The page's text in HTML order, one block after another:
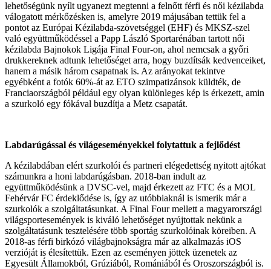
lehetőségünk nyílt ugyanezt megtenni a felnőtt férfi és női kézilabda
válogatott mérkőzésken is, amelyre 2019 májusában tettük fel a
pontot az Európai Kézilabda-szövetséggel (EHF) és MKSZ-szel
való együttműködéssel a Papp László Sportarénában tartott női
kézilabda Bajnokok Ligája Final Four-on, ahol nemcsak a győri
drukkereknek adtunk lehetőséget arra, hogy buzdítsák kedvenceiket,
hanem a másik három csapatnak is. Az arányokat tekintve
egyébként a fotók 60%-át az ETO szimpatizánsok küldték, de
Franciaországból például egy olyan különleges kép is érkezett, amin
a szurkoló egy fókával buzdítja a Metz csapatát.
Labdarúgással és világeseményekkel folytattuk a fejlődést
A kézilabdában elért szurkolói és partneri elégedettség nyitott ajtókat
számunkra a honi labdarúgásban. 2018-ban indult az
együttműködésünk a DVSC-vel, majd érkezett az FTC és a MOL
Fehérvár FC érdeklődése is, így az utóbbiaknál is ismerik már a
szurkolók a szolgáltatásunkat. A Final Four mellett a magyarországi
világsportesemények is kiváló lehetőséget nyújtottak nekünk a
szolgáltatásunk tesztelésére több sportág szurkolóinak köreiben. A
2018-as férfi birkózó világbajnokságra már az alkalmazás iOS
verzióját is élesítettük. Ezen az eseményen jöttek üzenetek az
Egyesült Államokból, Grúziából, Romániából és Oroszországból is.